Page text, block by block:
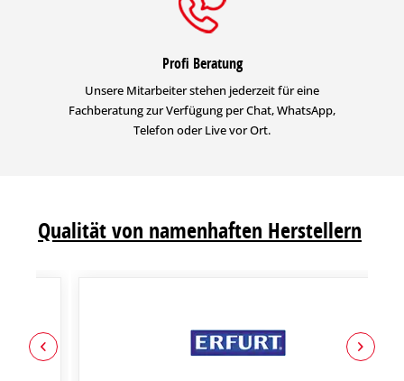
Profi Beratung
Unsere Mitarbeiter stehen jederzeit für eine
Fachberatung zur Verfügung per Chat, WhatsApp,
Telefon oder Live vor Ort.
Qualität von namenhaften Herstellern